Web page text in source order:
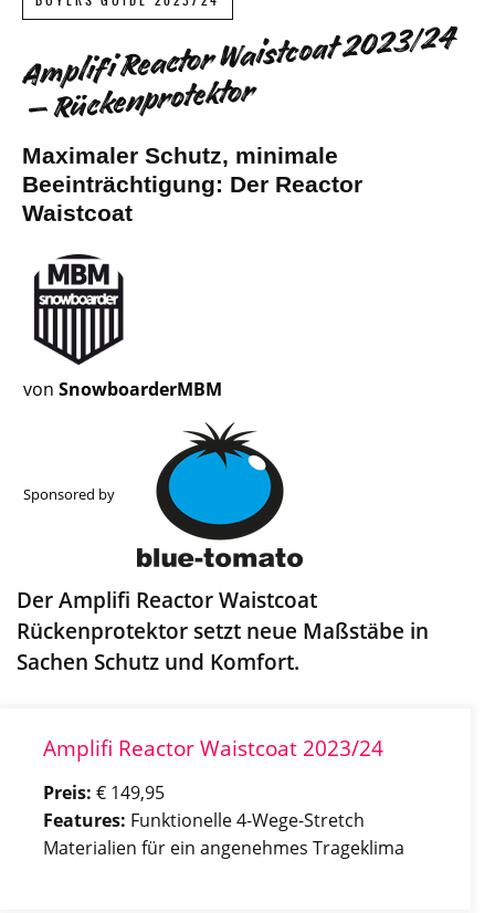
Amplifi Reactor Waistcoat 2023/24
– Rückenprotektor
Maximaler Schutz, minimale
Beeinträchtigung: Der Reactor
Waistcoat
von SnowboarderMBM
Sponsored by
Der Amplifi Reactor Waistcoat
Rückenprotektor setzt neue Maßstäbe in
Sachen Schutz und Komfort.
Amplifi Reactor Waistcoat 2023/24
Preis: € 149,95
Features: Funktionelle 4-Wege-Stretch
Materialien für ein angenehmes Trageklima